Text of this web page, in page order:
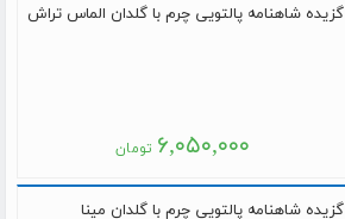
گزیده شاهنامه پالتویی چرم با گلدان الماس تراش
۶,۰۵۰,۰۰۰ تومان
گزیده شاهنامه پالتویی چرم با گلدان مینا